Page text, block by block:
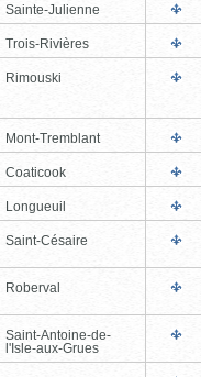
Sainte-Julienne
Trois-Rivières
Rimouski
Mont-Tremblant
Coaticook
Longueuil
Saint-Césaire
Roberval
Saint-Antoine-de-
l'Isle-aux-Grues